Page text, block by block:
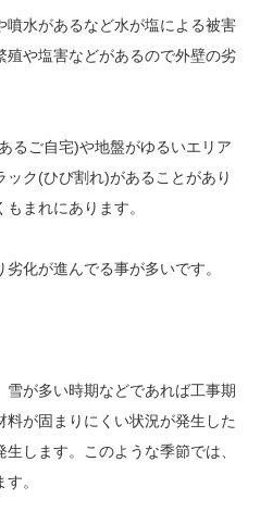
水があるなど水が塩による被害
や塩害などがあるので外壁の劣
るご自宅)や地盤がゆるいエリア
ク(ひび割れ)があることがあり
まれにあります。
化が進んでる事が多いです。
が多い時期などであれば工事期
料が固まりにくい状況が発生した
します。このような季節では、
。